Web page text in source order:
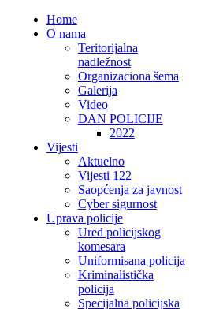
Home
O nama
Teritorijalna
nadležnost
Organizaciona šema
Galerija
Video
DAN POLICIJE
2022
Vijesti
Aktuelno
Vijesti 122
Saopćenja za javnost
Cyber sigurnost
Uprava policije
Ured policijskog
komesara
Uniformisana policija
Kriminalistička
policija
Specijalna policijska